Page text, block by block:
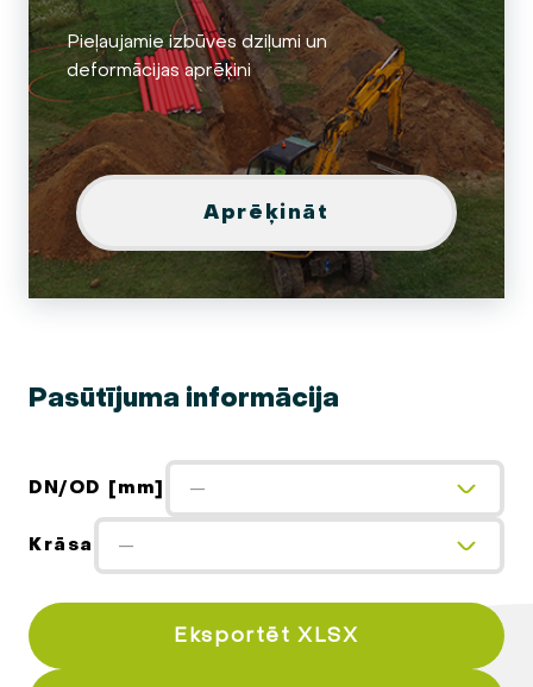
Pieļaujamie izbūves dziļumi un
deformācijas aprēķini
Aprēķināt
Pasūtījuma informācija
DN/OD [mm] —
Krāsa —
Eksportēt XLSX